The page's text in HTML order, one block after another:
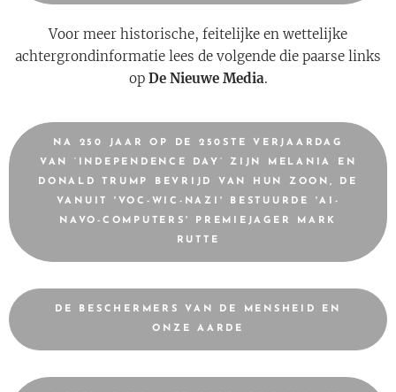
Voor meer historische, feitelijke en wettelijke
achtergrondinformatie lees de volgende die paarse links
op De Nieuwe Media.
NA 250 JAAR OP DE 250STE VERJAARDAG
VAN ‘INDEPENDENCE DAY’ ZIJN MELANIA EN
DONALD TRUMP BEVRIJD VAN HUN ZOON, DE
VANUIT 'VOC-WIC-NAZI' BESTUURDE 'AI-
NAVO-COMPUTERS' PREMIEJAGER MARK
RUTTE
DE BESCHERMERS VAN DE MENSHEID EN
ONZE AARDE